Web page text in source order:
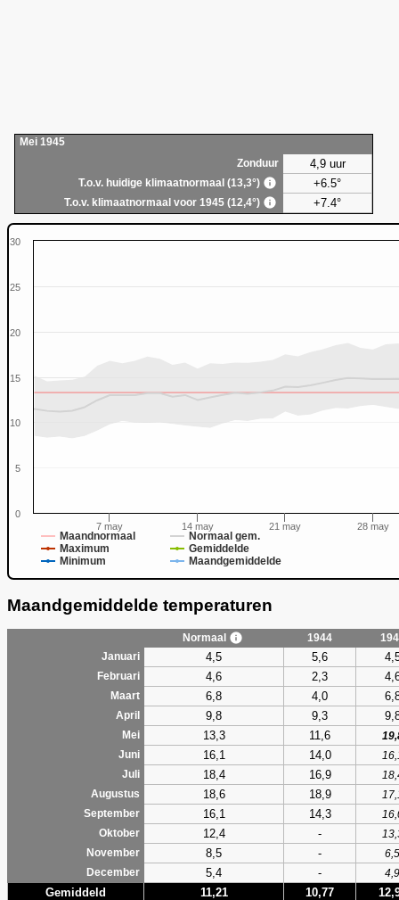
Mei 1945
Zonduur
4,9 uur
T.o.v. huidige klimaatnormaal (13,3°) +6.5°
T.o.v. klimaatnormaal voor 1945 (12,4°) +7.4°
Maandnormaal
Normaal gem.
Maximum
Gemiddelde
Minimum
Maandgemiddelde
7 may 14 may 21 may 28 may
0
5
10
15
20
25
30
Maandgemiddelde temperaturen
Normaal 1944
Januari
4,5 5,6
Februari 4,6 2,3
Maart 6,8 4,0
April 9,8 9,3
Mei 13,3 11,6
Juni
16,1 14,0
Juli
18,4 16,9
Augustus
18,6 18,9
September
16,1 14,3
Oktober
12,4 -
November
8,5 -
6,5
December
5,4 - 4,9
Gemiddeld 11,21 10,77